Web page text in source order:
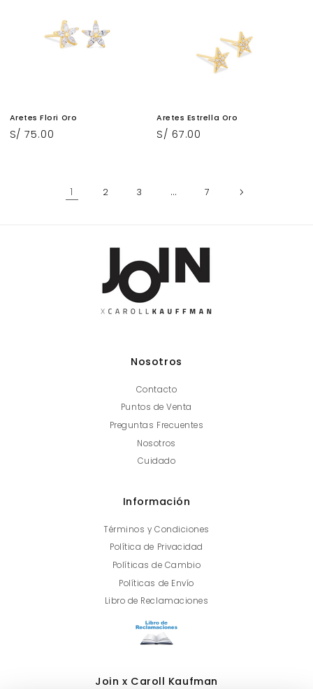
Aretes Flori Oro
Precio
S/ 75.00
Aretes Estrella Oro
Precio
S/ 67.00
1 2 3 … 7
Nosotros
Contacto
Puntos de Venta
Preguntas Frecuentes
Nosotros
Cuidado
Información
Términos y Condiciones
Política de Privacidad
Políticas de Cambio
Políticas de Envío
Libro de Reclamaciones
Join x Caroll Kaufman